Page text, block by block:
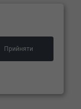
Вам потрібна
Прийняти